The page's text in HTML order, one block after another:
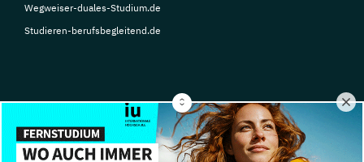
Wegweiser-duales-Studium.de
Studieren-berufsbegleitend.de
© Copyright 2026, TarGroup Media GmbH
Impressum
Über Datenschutzerklärung Nutzungsbedingungen